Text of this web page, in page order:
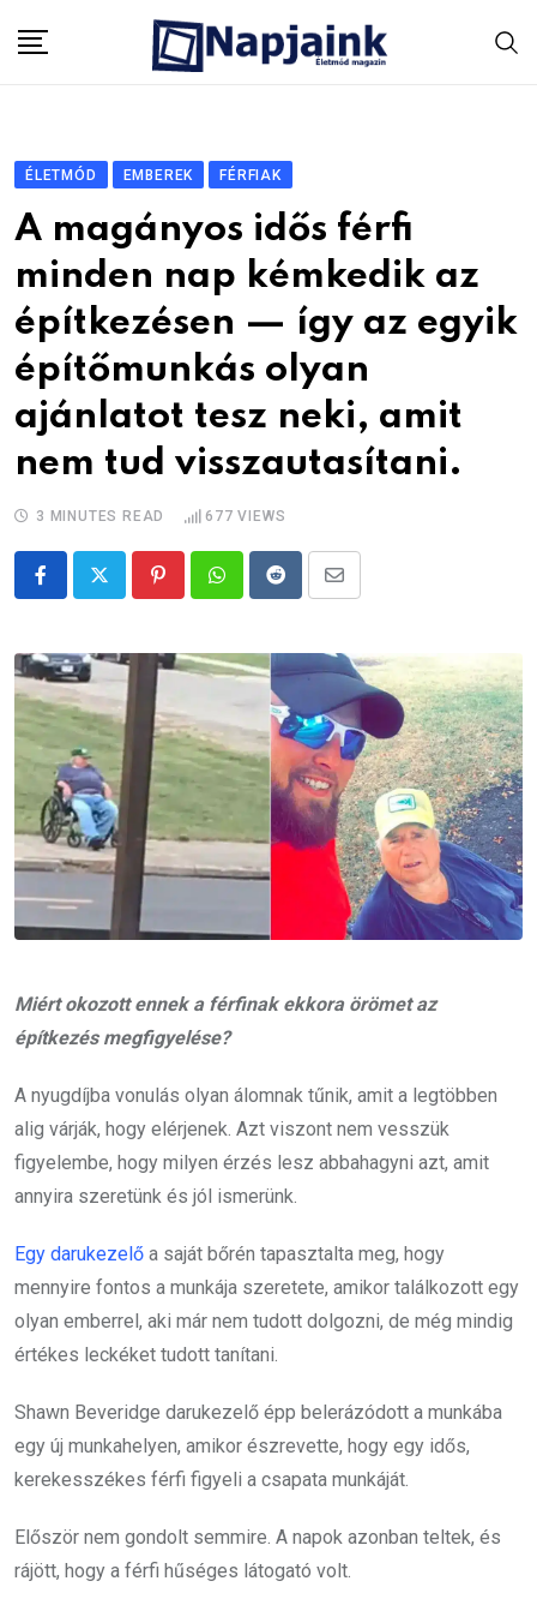
ÉLETMÓD EMBEREK FÉRFIAK
A magányos idős férfi
minden nap kémkedik az
építkezésen — így az egyik
építőmunkás olyan
ajánlatot tesz neki, amit
nem tud visszautasítani.
3 MINUTES READ 677 VIEWS
PinterestWhatsappRedditShare
Email
Miért okozott ennek a férfinak ekkora örömet az
építkezés megfigyelése?
A nyugdíjba vonulás olyan álomnak tűnik, amit a legtöbben
alig várják, hogy elérjenek. Azt viszont nem vesszük
figyelembe, hogy milyen érzés lesz abbahagyni azt, amit
annyira szeretünk és jól ismerünk.
Egy darukezelő a saját bőrén tapasztalta meg, hogy
mennyire fontos a munkája szeretete, amikor találkozott egy
olyan emberrel, aki már nem tudott dolgozni, de még mindig
értékes leckéket tudott tanítani.
Shawn Beveridge darukezelő épp belerázódott a munkába
egy új munkahelyen, amikor észrevette, hogy egy idős,
kerekesszékes férfi figyeli a csapata munkáját.
Először nem gondolt semmire. A napok azonban teltek, és
rájött, hogy a férfi hűséges látogató volt.